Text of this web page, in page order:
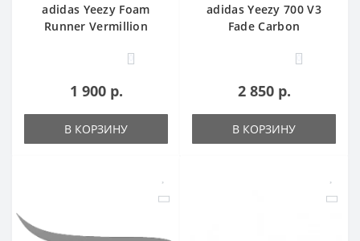
adidas Yeezy Foam
Runner Vermillion
0
1 900 р.
В КОРЗИНУ
adidas Yeezy 700 V3
Fade Carbon
0
2 850 р.
В КОРЗИНУ